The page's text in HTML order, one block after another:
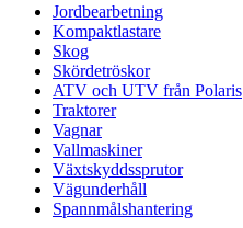
Jordbearbetning
Kompaktlastare
Skog
Skördetröskor
ATV och UTV från Polaris
Traktorer
Vagnar
Vallmaskiner
Växtskyddssprutor
Vägunderhåll
Spannmålshantering